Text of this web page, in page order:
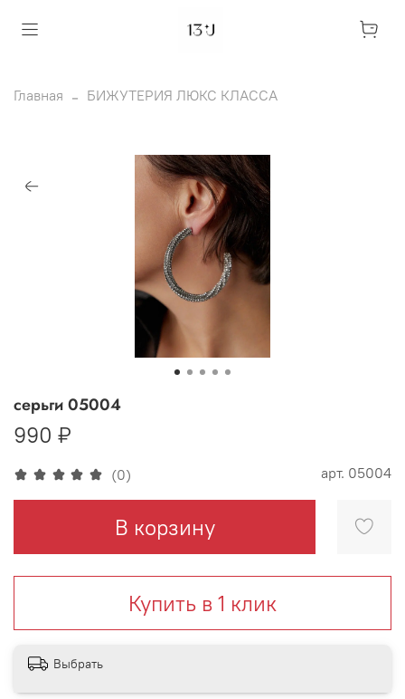
Главная БИЖУТЕРИЯ ЛЮКС КЛАССА
(0) арт. 05004
серьги 05004
990 ₽
В корзину
Купить в 1 клик
Выбрать